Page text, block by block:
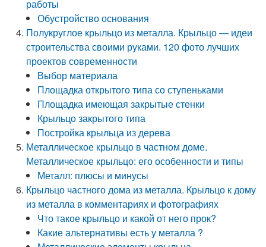
работы
Обустройство основания
Полукруглое крыльцо из металла. Крыльцо — идеи
строительства своими руками. 120 фото лучших
проектов современности
Выбор материала
Площадка открытого типа со ступеньками
Площадка имеющая закрытые стенки
Крыльцо закрытого типа
Постройка крыльца из дерева
Металлическое крыльцо в частном доме.
Металлическое крыльцо: его особенности и типы
Металл: плюсы и минусы
Крыльцо частного дома из металла. Крыльцо к дому
из металла в комментариях и фотографиях
Что такое крыльцо и какой от него прок?
Какие альтернативы есть у металла ?